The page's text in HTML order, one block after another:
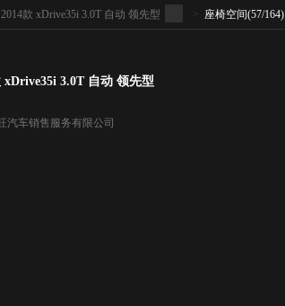
2014款 xDrive35i 3.0T 自动 领先型 > 座椅空间(57/164)